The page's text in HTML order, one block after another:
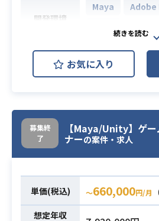
必須スキル
①SPARK GEAR
作成経験3年以上
➁Unityを使用し
3年以上
③他メンバーの
開発環境
Maya
Unity
業務内容
3Dバトル系ゲー
バトルエフェク
ーダーシップを
業務をおしすす
ています。テイ
ン調に寄ってい
※成人向けタイ
で、ご応募の際
お気に入り
募集終
了
【Maya/Unity】ゲ
ナーの案件・求人
単価(税込) 〜660,000円/月
想定年収